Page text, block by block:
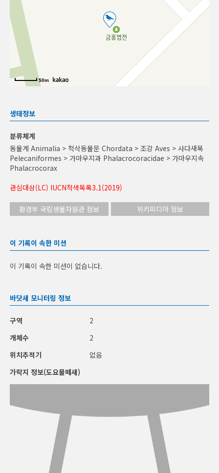
50m
생태정보
분류체계
동물계 Animalia > 척삭동물문 Chordata > 조강 Aves > 사다새목
Pelecaniformes > 가마우지과 Phalacrocoracidae > 가마우지속
Phalacrocorax
관심대상(LC) IUCN적색목록3.1(2019)
환경부 국립생물자원관 정보 위키피디아 정보
이 기록이 속한 미션
이 기록이 속한 미션이 없습니다.
바닷새 모니터링 정보
구역
2
개체수
2
위치추적기
없음
가락지 정보(도요물떼새)